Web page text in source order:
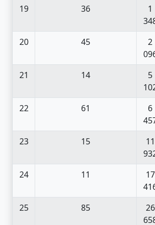
19 36
1
20 45
2
21 14
5
22 61
6
23 15
11
24 11
17
25 85
26